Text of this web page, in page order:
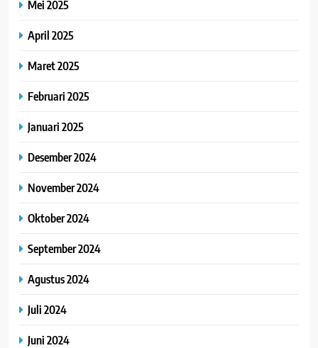
Mei 2025
April 2025
Maret 2025
Februari 2025
Januari 2025
Desember 2024
November 2024
Oktober 2024
September 2024
Agustus 2024
Juli 2024
Juni 2024